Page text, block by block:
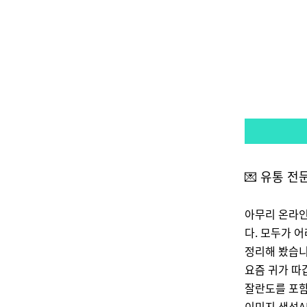
💌 유통 전
아무리 온라
다. 모두가
정리해 봤습
요즘 귀가 따
잘란도를 포